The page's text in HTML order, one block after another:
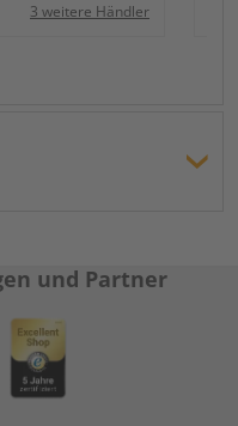
3 weitere Händler
und Partner